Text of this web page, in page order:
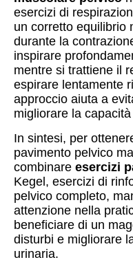
esercizi di
un corretto equilibrio
durante la
inspirare
mentre si trattiene il
espirare lentamente
approccio aiuta a
migliorare la
In sintesi, per
pavimento pelvico
combinare esercizi
Kegel, esercizi di
pelvico completo,
attenzione nella
beneficiare di un
disturbi e migliorare
urinaria.